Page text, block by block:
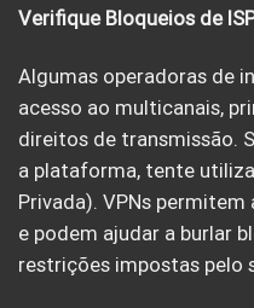
Verifique Bloqueios de
Algumas operadoras de
acesso ao multicanais,
direitos de transmissão.
a plataforma, tente
Privada). VPNs
e podem ajudar a burlar
restrições impostas pelo